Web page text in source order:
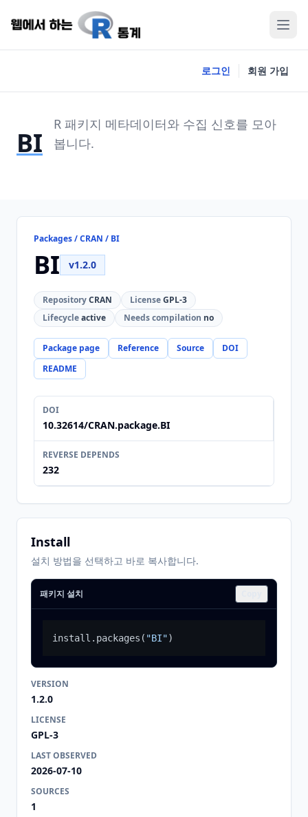
로그인 회원 가입
BI
R 패키지 메타데이터와 수집 신호를 모아
봅니다.
Packages / CRAN / BI
BI v1.2.0
RepositoryCRAN LicenseGPL-3
Lifecycleactive Needs compilation no
Package page Reference Source
DOI
README
DOI
10.32614/CRAN.package.BI
REVERSE DEPENDS
232
Install
설치 방법을 선택하고 바로 복사합니다.
패키지 설치
install.packages ( "BI")
VERSION
1.2.0
LICENSE
GPL-3
LAST OBSERVED
2026-07-10
SOURCES
1